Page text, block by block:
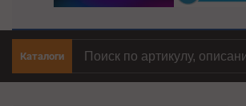
Каталоги